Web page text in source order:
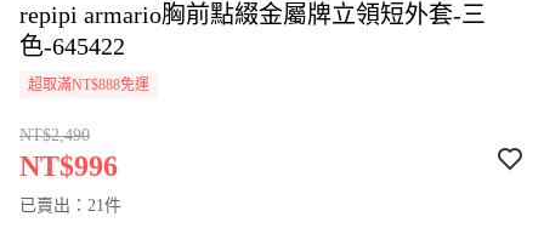
repipi armario胸前點綴金屬牌立領短外套-三
色-645422
超取滿NT$888免運
NT$2,490
NT$996
已賣出：21件